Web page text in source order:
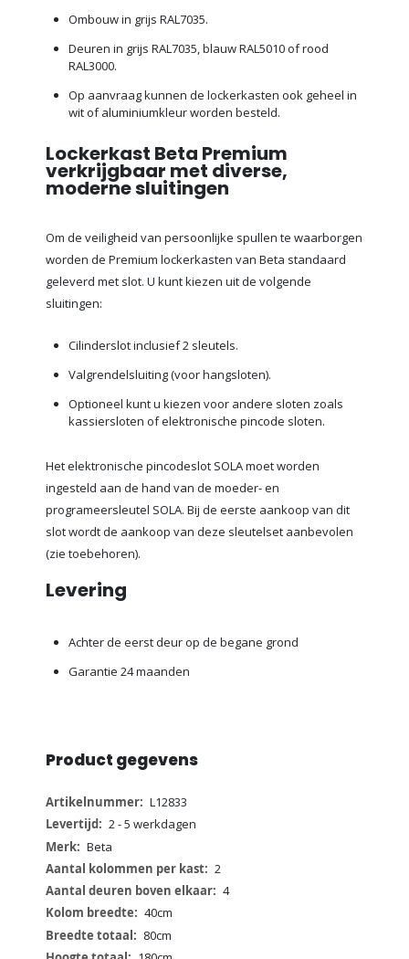
Ombouw in grijs RAL7035.
Deuren in grijs RAL7035, blauw RAL5010 of rood
RAL3000.
Op aanvraag kunnen de lockerkasten ook geheel in
wit of aluminiumkleur worden besteld.
Lockerkast Beta Premium
verkrijgbaar met diverse,
moderne sluitingen
Om de veiligheid van persoonlijke spullen te waarborgen
worden de Premium lockerkasten van Beta standaard
geleverd met slot. U kunt kiezen uit de volgende
sluitingen:
Cilinderslot inclusief 2 sleutels.
Valgrendelsluiting (voor hangsloten).
Optioneel kunt u kiezen voor andere sloten zoals
kassiersloten of elektronische pincode sloten.
Het elektronische pincodeslot SOLA moet worden
ingesteld aan de hand van de moeder- en
programeersleutel SOLA. Bij de eerste aankoop van dit
slot wordt de aankoop van deze sleutelset aanbevolen
(zie toebehoren).
Levering
Achter de eerst deur op de begane grond
Garantie 24 maanden
Product gegevens
Meer
informatie
L12833
2 - 5 werkdagen
Beta
2
4
40cm
80cm